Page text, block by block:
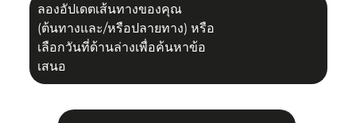
ลองอัปเดตเส้นทางของคุณ
(ต้นทางและ/หรือปลายทาง) หรือ
เลือกวันที่ด้านล่างเพื่อค้นหาข้อ
เสนอ